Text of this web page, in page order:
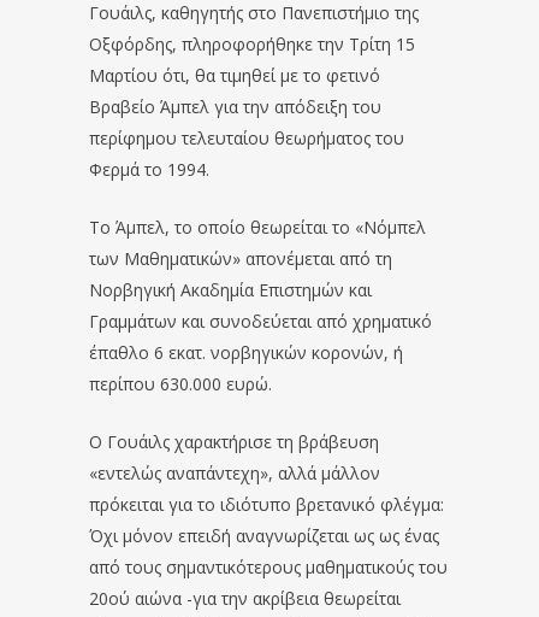
Γουάιλς, καθηγητής στο Πανεπιστήμιο της
Οξφόρδης, πληροφορήθηκε την Τρίτη 15
Μαρτίου ότι, θα τιμηθεί με το φετινό
Βραβείο Άμπελ για την απόδειξη του
περίφημου τελευταίου θεωρήματος του
Φερμά το 1994.
Το Άμπελ, το οποίο θεωρείται το «Νόμπελ
των Μαθηματικών» απονέμεται από τη
Νορβηγική Ακαδημία Επιστημών και
Γραμμάτων και συνοδεύεται από χρηματικό
έπαθλο 6 εκατ. νορβηγικών κορονών, ή
περίπου 630.000 ευρώ.
Ο Γουάιλς χαρακτήρισε τη βράβευση
«εντελώς αναπάντεχη», αλλά μάλλον
πρόκειται για το ιδιότυπο βρετανικό φλέγμα:
Όχι μόνον επειδή αναγνωρίζεται ως ως ένας
από τους σημαντικότερους μαθηματικούς του
20ού αιώνα -για την ακρίβεια θεωρείται